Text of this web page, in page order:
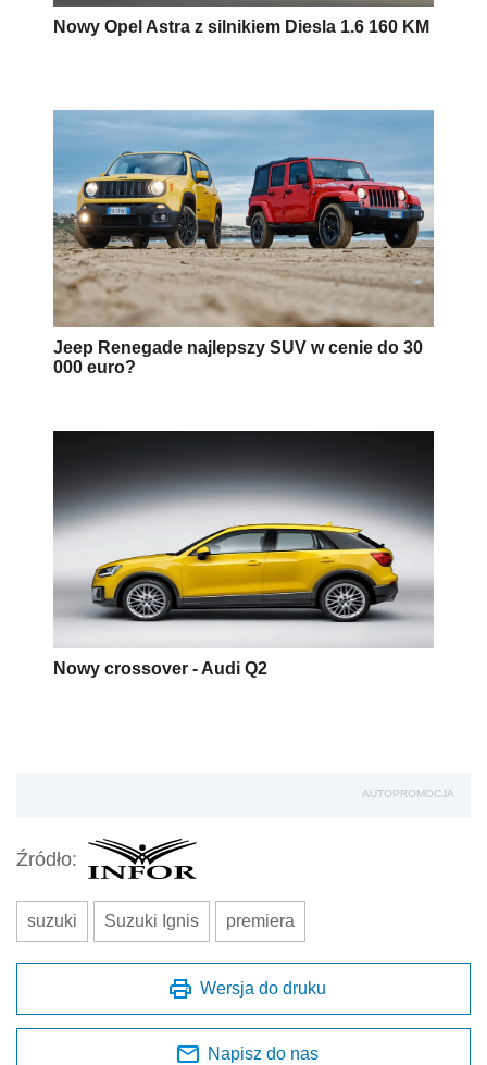
Nowy Opel Astra z silnikiem Diesla 1.6 160 KM
Jeep Renegade najlepszy SUV w cenie do 30
000 euro?
Nowy crossover - Audi Q2
AUTOPROMOCJA
Źródło:
suzuki Suzuki Ignis premiera
Wersja do druku
Napisz do nas